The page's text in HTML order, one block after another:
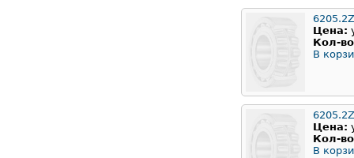
Цена:
Кол-
В
6205.2Z
Цена:
Кол-
В